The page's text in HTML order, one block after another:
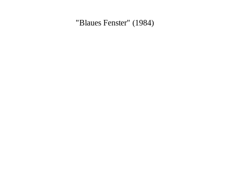
"Blaues Fenster" (1984)